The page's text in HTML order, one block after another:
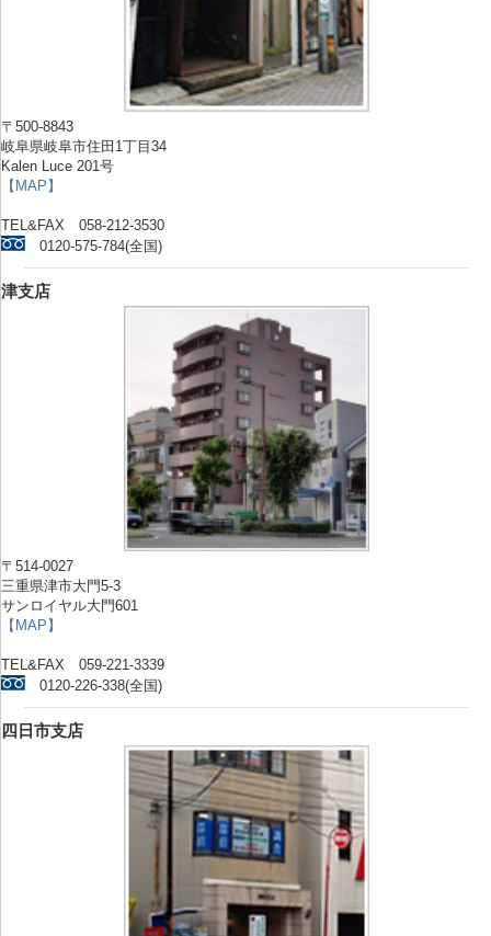
〒500-8843
岐阜県岐阜市住田1丁目34
Kalen Luce 201号
【MAP】
TEL&FAX 058-212-3530
0120-575-784(全国)
津支店
〒514-0027
三重県津市大門5-3
サンロイヤル大門601
【MAP】
TEL&FAX 059-221-3339
0120-226-338(全国)
四日市支店